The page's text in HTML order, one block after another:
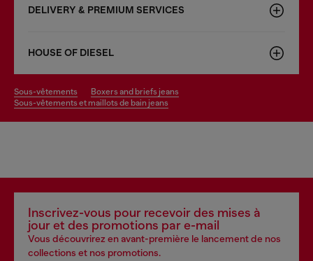
DELIVERY & PREMIUM SERVICES
HOUSE OF DIESEL
sous-vêtements
boxers and briefs jeans
sous-vêtements et maillots de bain jeans
Inscrivez-vous pour recevoir des mises à
jour et des promotions par e-mail
Vous découvrirez en avant-première le lancement de nos
collections et nos promotions.